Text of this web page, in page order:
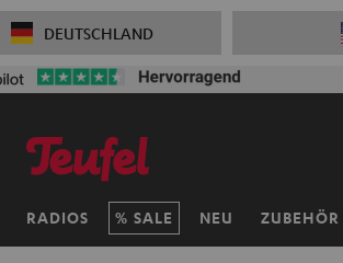
DEUTSCHLAND
RADIOS SALE NEU ZUBEHÖR